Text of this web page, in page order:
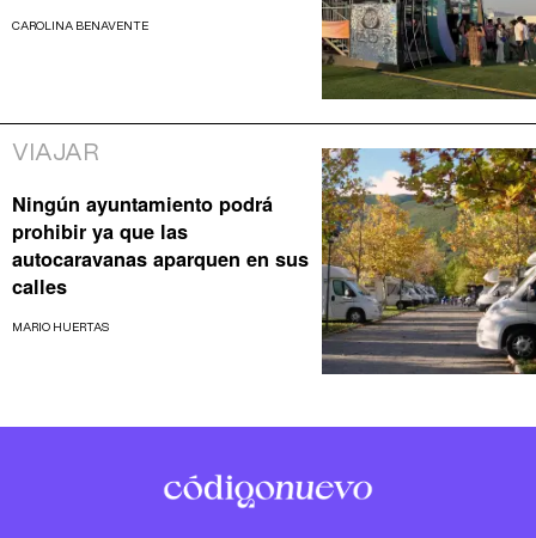
CAROLINA BENAVENTE
VIAJAR
Ningún ayuntamiento podrá
prohibir ya que las
autocaravanas aparquen en sus
calles
MARIO HUERTAS